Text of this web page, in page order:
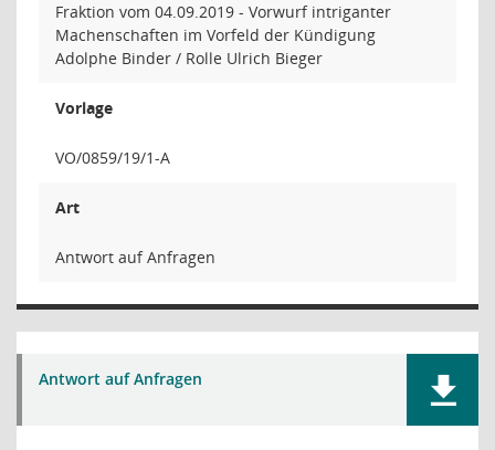
Fraktion vom 04.09.2019 - Vorwurf intriganter
Machenschaften im Vorfeld der Kündigung
Adolphe Binder / Rolle Ulrich Bieger
Vorlage
VO/0859/19/1-A
Art
Antwort auf Anfragen
Antwort auf Anfragen